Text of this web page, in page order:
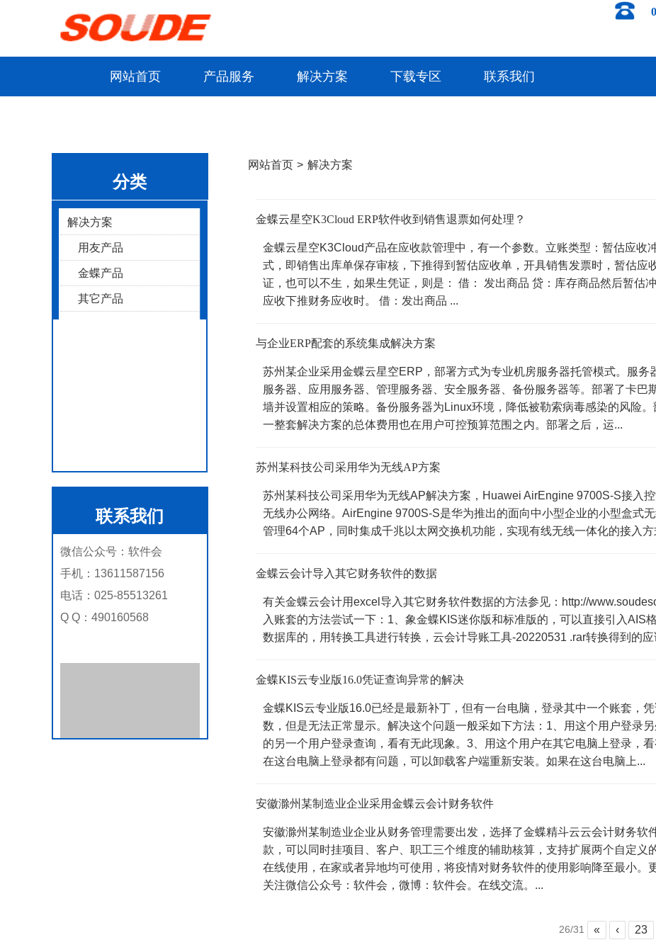
网站首页 产品服务 解决方案 下载专区 联系我们
分类
网站首页 > 解决方案
金蝶云星空K3Cloud ERP软件收到销售退票如何处理？
金蝶云星空K3Cloud产品在应收款管理中，有一个参数。立账类型：暂估应收
式，即销售出库单保存审核，下推得到暂估应收单，开具销售发票时，暂估应
证，也可以不生，如果生凭证，则是： 借： 发出商品 贷：库存商品然后暂估
应收下推财务应收时。 借：发出商品 ...
与企业ERP配套的系统集成解决方案
苏州某企业采用金蝶云星空ERP，部署方式为专业机房服务器托管模式。服
服务器、应用服务器、管理服务器、安全服务器、备份服务器等。部署了卡巴
墙并设置相应的策略。备份服务器为Linux环境，降低被勒索病毒感染的风险
一整套解决方案的总体费用也在用户可控预算范围之内。部署之后，运...
苏州某科技公司采用华为无线AP方案
苏州某科技公司采用华为无线AP解决方案，Huawei AirEngine 9700S-S接入
无线办公网络。AirEngine 9700S-S是华为推出的面向中小型企业的小型盒式
管理64个AP，同时集成千兆以太网交换机功能，实现有线无线一体化的接入
金蝶云会计导入其它财务软件的数据
有关金蝶云会计用excel导入其它财务软件数据的方法参见：http://
入账套的方法尝试一下：1、象金蝶KIS迷你版和标准版的，可以直接引入AIS
数据库的，用转换工具进行转换，云会计导账工具-20220531 .rar转换得到的
金蝶KIS云专业版16.0凭证查询异常的解决
金蝶KIS云专业版16.0已经是最新补丁，但有一台电脑，登录其中一个账套，
数，但是无法正常显示。解决这个问题一般采如下方法：1、用这个用户登录
的另一个用户登录查询，看有无此现象。3、用这个用户在其它电脑上登录，
在这台电脑上登录都有问题，可以卸载客户端重新安装。如果在这台电脑上...
安徽滁州某制造业企业采用金蝶云会计财务软件
安徽滁州某制造业企业从财务管理需要出发，选择了金蝶精斗云云会计财务软
款，可以同时挂项目、客户、职工三个维度的辅助核算，支持扩展两个自定义
在线使用，在家或者异地均可使用，将疫情对财务软件的使用影响降至最小。
关注微信公众号：软件会，微博：软件会。在线交流。...
26/31 « ‹ 23
解决方案
用友产品
金蝶产品
其它产品
联系我们
微信公众号：软件会
手机：13611587156
电话：025-85513261
Q Q：490160568